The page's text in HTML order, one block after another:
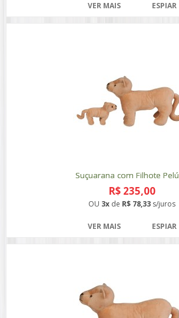
VER MAIS ESPIAR
Suçuarana com Filhote
R$ 235,00
OU 3x de R$ 78,33 s/juros
VER MAIS ESPIAR